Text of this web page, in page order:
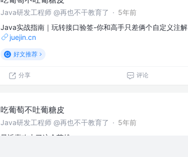
Java研发工程师 @再也不干教育了 · 5年前
Java实战指南｜玩转接口验签-你和高手只差俩个自定义注解
juejin.cn
好文推荐
分享 评论
吃葡萄不吐葡糖皮
Java研发工程师 @再也不干教育了 · 5年前
最近喜欢上了这个英雄